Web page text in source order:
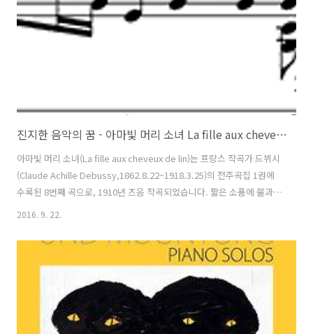
진지한 음악의 꿈 - 아마빛 머리 소녀 La fille aux cheveux de lin
아마빛 머리 소녀(La fille aux cheveux de lin)는 프랑스 작곡가 드뷔시
(Claude Achille Debussy,1862.8.22~1918.3.25)의 전주곡집 1권에
수록된 8번째 곡으로, 1910년 즈음 작곡되었습니다. 짧은 소품에 불과합
니다만, 저에게는 음악적인 계기를 준 곡입니다. 저희 집에는 카세트 테
곡집'에 있는 곡들, 예를 들면바다르체프스카(Tekla Bądarzewska-
Baranowska)의'소녀의 기도(Modlitwa dziewicy)'와 같은 유명한 곡
들이 수록되어 있었습니다. 1992년 가을, 학교를 마치고 돌아와 '피아노
소품집'을 듣기 시작했습니다. '멍때리며' 무심결에 음악을 듣던 저..
2016. 9. 22.